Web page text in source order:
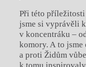
Při této
jsme si vyprávěli
v koncentráku –
komory. A to
a proti Židům